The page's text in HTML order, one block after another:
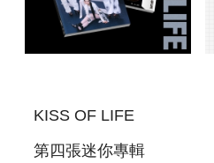
KISS OF LIFE
第四張迷你專輯